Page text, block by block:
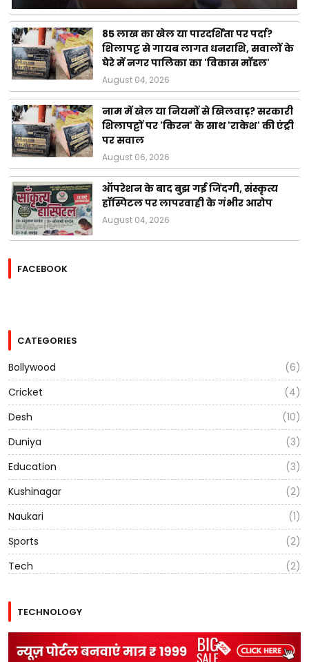
85 लाख का खेल या पारदर्शिता पर पर्दा?
शिलापट्ट से गायब लागत धनराशि, सवालों के
घेरे में नगर पालिका का 'विकास मॉडल'
August 04, 2026
नाम में खेल या नियमों से खिलवाड़? सरकारी
शिलापट्टों पर 'किरन' के साथ 'राकेश' की एंट्री
पर सवाल
August 06, 2026
ऑपरेशन के बाद बुझ गई जिंदगी, संस्कृत्य
हॉस्पिटल पर लापरवाही के गंभीर आरोप
August 04, 2026
FACEBOOK
CATEGORIES
Bollywood
(6)
Cricket
(4)
Desh
(10)
Duniya
(3)
Education
(3)
Kushinagar
(2)
Naukari
(1)
Sports
(2)
Tech
(2)
TECHNOLOGY